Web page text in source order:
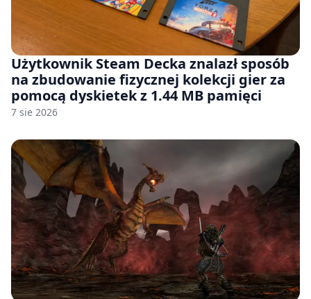
Użytkownik Steam Decka znalazł sposób
na zbudowanie fizycznej kolekcji gier za
pomocą dyskietek z 1.44 MB pamięci
7 sie 2026